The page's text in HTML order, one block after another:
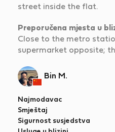
street inside the flat.
Preporučena mjesta u
Close to the metro
supermarket opposite;
Bin M.
Najmodavac
Smještaj
Sigurnost susjedstva